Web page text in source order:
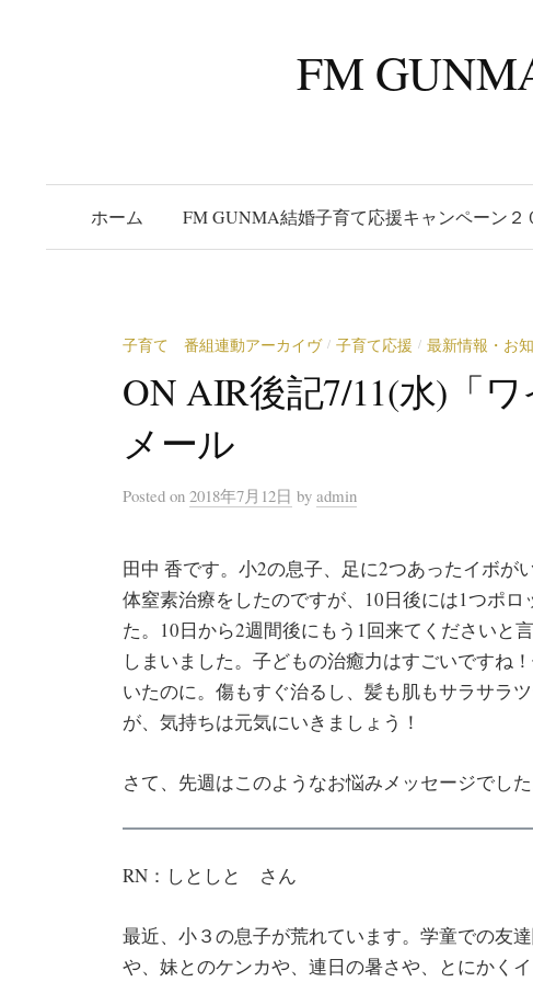
FM
ホーム FM GUNMA結婚子育て応援キャンペーン
子育て 番組連動アーカイヴ / 子育て応援 / 最新情報・お
ON AIR後記7/11(水)「
メール
Posted on 2018年7月12日 by admin
田中 香です。小2の息子、足に2つあったイボが
体窒素治療をしたのですが、10日後には1つポ
た。10日から2週間後にもう1回来てくださいと
しまいました。子どもの治癒力はすごいですね
いたのに。傷もすぐ治るし、髪も肌もサラサラ
が、気持ちは元気にいきましょう！
さて、先週はこのようなお悩みメッセージでした
RN：しとしと さん
最近、小３の息子が荒れています。学童での友
や、妹とのケンカや、連日の暑さや、とにかく